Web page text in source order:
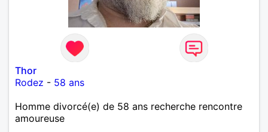
Thor
Rodez - 58 ans
Homme divorcé(e) de 58 ans recherche rencontre
amoureuse